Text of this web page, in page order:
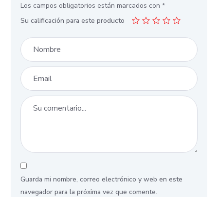
Los campos obligatorios están marcados con*
Guarda mi nombre, correo electrónico y web en este
navegador para la próxima vez que comente.
Su calificación para este producto